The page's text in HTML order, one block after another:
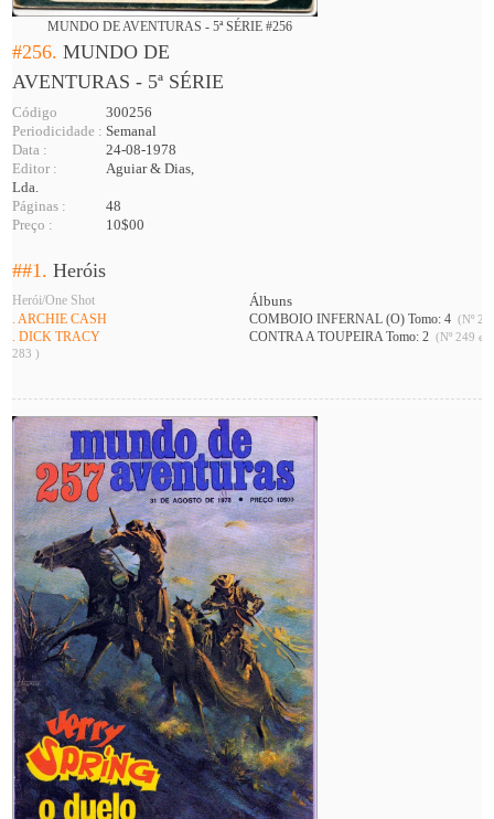
MUNDO DE AVENTURAS - 5ª SÉRIE #256
#256.MUNDO DE
AVENTURAS - 5ª SÉRIE
Código
300256
Periodicidade : Semanal
Data :
24-08-1978
Editor :
Aguiar & Dias,
Lda.
Páginas :
48
Preço :
10$00
##1.Heróis
Herói/One Shot Álbuns
. ARCHIE CASH COMBOIO INFERNAL (O) Tomo: 4 (Nº
. DICK TRACY CONTRA A TOUPEIRA Tomo: 2 (Nº 249 e
283 )